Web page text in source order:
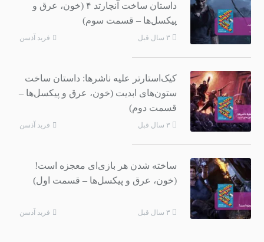
داستان ساخت آنچارتد ۴ (خون، عرق و
پیکسل‌ها – قسمت سوم)
۳ سال قبل فربد آذسن
کیک‌استارتر علیه ناشرها: داستان ساخت
ستون‌های ابدیت (خون، عرق و پیکسل‌ها –
قسمت دوم)
۳ سال قبل فربد آذسن
ساخته شدن هر بازی‌ای معجزه است!
(خون، عرق و پیکسل‌ها – قسمت اول)
۳ سال قبل فربد آذسن